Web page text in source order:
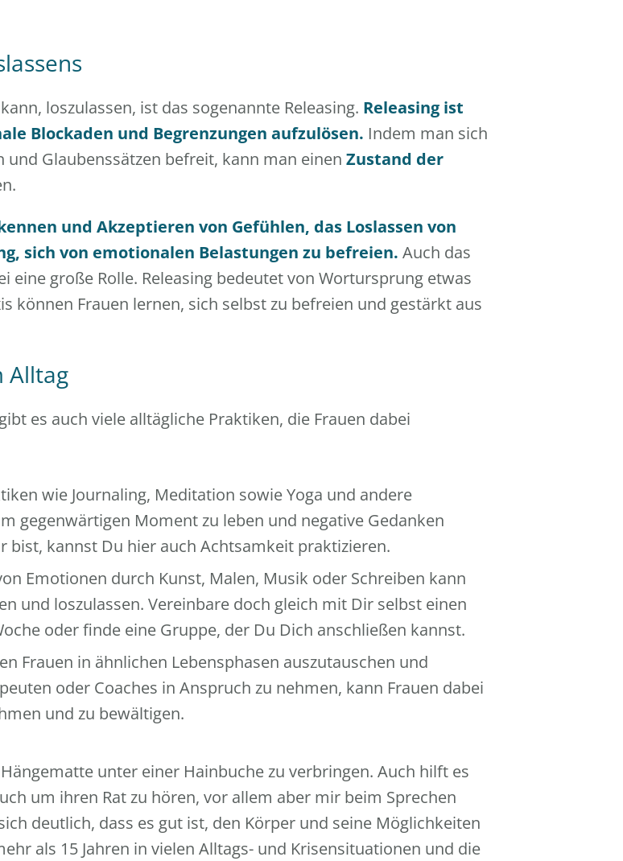
loszulassen, ist das sogenannte Releasing. Releasing ist
Blockaden und Begrenzungen aufzulösen. Indem man sich
Glaubenssätzen befreit, kann man einen Zustand der
und Akzeptieren von Gefühlen, das Loslassen von
sich von emotionalen Belastungen zu befreien. Auch das
eine große Rolle. Releasing bedeutet von Wortursprung etwas
können Frauen lernen, sich selbst zu befreien und gestärkt aus
Alltag
es auch viele alltägliche Praktiken, die Frauen dabei
wie Journaling, Meditation sowie Yoga und andere
gegenwärtigen Moment zu leben und negative Gedanken
bist, kannst Du hier auch Achtsamkeit praktizieren.
Emotionen durch Kunst, Malen, Musik oder Schreiben kann
und loszulassen. Vereinbare doch gleich mit Dir selbst einen
oder finde eine Gruppe, der Du Dich anschließen kannst.
Frauen in ähnlichen Lebensphasen auszutauschen und
oder Coaches in Anspruch zu nehmen, kann Frauen dabei
und zu bewältigen.
unter einer Hainbuche zu verbringen. Auch hilft es
um ihren Rat zu hören, vor allem aber mir beim Sprechen
deutlich, dass es gut ist, den Körper und seine Möglichkeiten
als 15 Jahren in vielen Alltags- und Krisensituationen und die